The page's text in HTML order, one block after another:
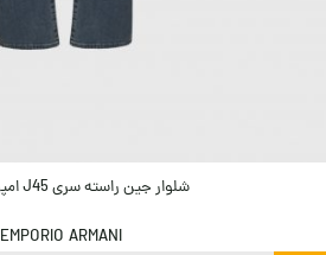
شلوار جین راسته سری J45 امپوریو آرمانی
EMPORIO ARMANI